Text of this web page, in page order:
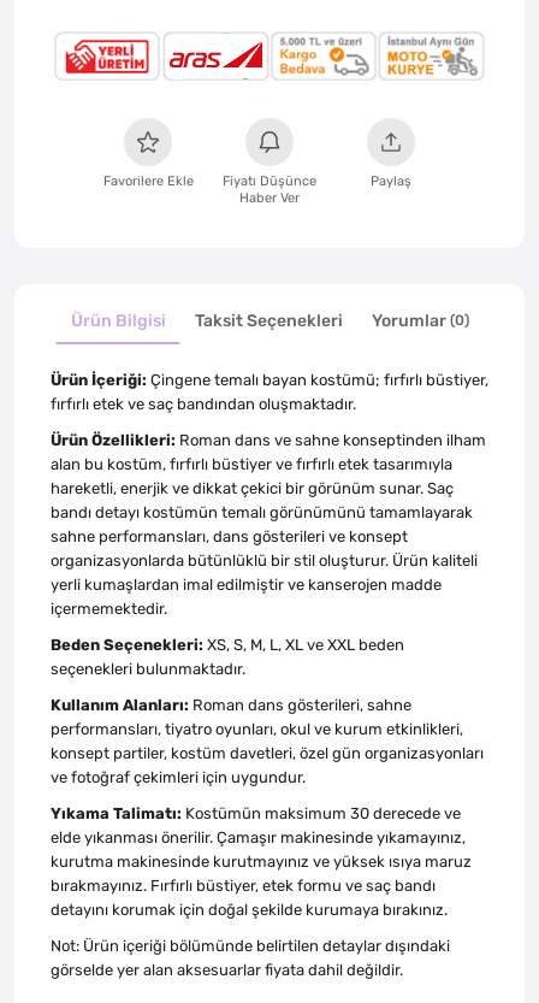
Favorilere Ekle
Fiyatı Düşünce
Haber Ver
Paylaş
Ürün Bilgisi Taksit Seçenekleri Yorumlar (0)
Ürün İçeriği: Çingene temalı bayan kostümü; fırfırlı büstiyer,
fırfırlı etek ve saç bandından oluşmaktadır.
Ürün Özellikleri: Roman dans ve sahne konseptinden ilham
alan bu kostüm, fırfırlı büstiyer ve fırfırlı etek tasarımıyla
hareketli, enerjik ve dikkat çekici bir görünüm sunar. Saç
bandı detayı kostümün temalı görünümünü tamamlayarak
sahne performansları, dans gösterileri ve konsept
organizasyonlarda bütünlüklü bir stil oluşturur. Ürün kaliteli
yerli kumaşlardan imal edilmiştir ve kanserojen madde
içermemektedir.
Beden Seçenekleri: XS, S, M, L, XL ve XXL beden
seçenekleri bulunmaktadır.
Kullanım Alanları: Roman dans gösterileri, sahne
performansları, tiyatro oyunları, okul ve kurum etkinlikleri,
konsept partiler, kostüm davetleri, özel gün organizasyonları
ve fotoğraf çekimleri için uygundur.
Yıkama Talimatı: Kostümün maksimum 30 derecede ve
elde yıkanması önerilir. Çamaşır makinesinde yıkamayınız,
kurutma makinesinde kurutmayınız ve yüksek ısıya maruz
bırakmayınız. Fırfırlı büstiyer, etek formu ve saç bandı
detayını korumak için doğal şekilde kurumaya bırakınız.
Not: Ürün içeriği bölümünde belirtilen detaylar dışındaki
görselde yer alan aksesuarlar fiyata dahil değildir.